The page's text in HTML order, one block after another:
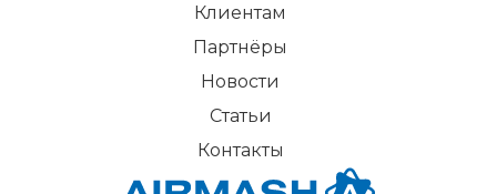
Клиентам
Партнёры
Новости
Статьи
Контакты